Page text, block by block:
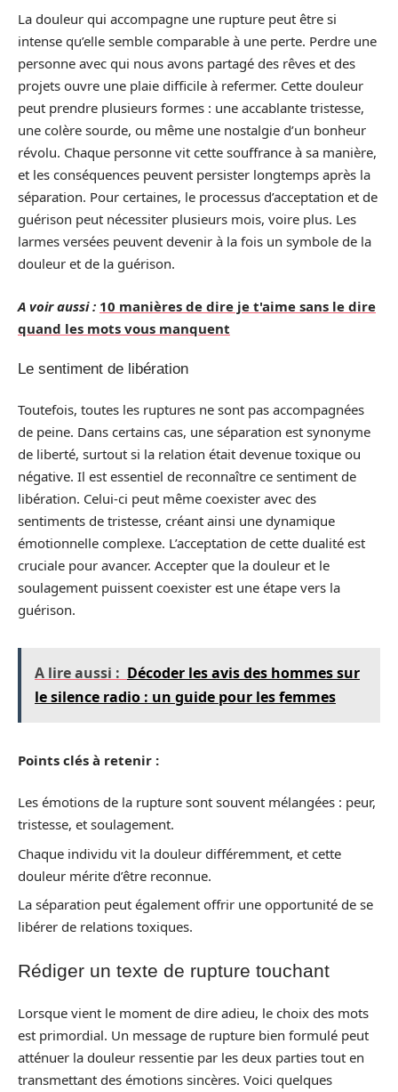
La douleur qui accompagne une rupture peut être si
intense qu’elle semble comparable à une perte. Perdre une
personne avec qui nous avons partagé des rêves et des
projets ouvre une plaie difficile à refermer. Cette douleur
peut prendre plusieurs formes : une accablante tristesse,
une colère sourde, ou même une nostalgie d’un bonheur
révolu. Chaque personne vit cette souffrance à sa manière,
et les conséquences peuvent persister longtemps après la
séparation. Pour certaines, le processus d’acceptation et de
guérison peut nécessiter plusieurs mois, voire plus. Les
larmes versées peuvent devenir à la fois un symbole de la
douleur et de la guérison.
A voir aussi : 10 manières de dire je t'aime sans le dire
quand les mots vous manquent
Le sentiment de libération
Toutefois, toutes les ruptures ne sont pas accompagnées
de peine. Dans certains cas, une séparation est synonyme
de liberté, surtout si la relation était devenue toxique ou
négative. Il est essentiel de reconnaître ce sentiment de
libération. Celui-ci peut même coexister avec des
sentiments de tristesse, créant ainsi une dynamique
émotionnelle complexe. L’acceptation de cette dualité est
cruciale pour avancer. Accepter que la douleur et le
soulagement puissent coexister est une étape vers la
guérison.
A lire aussi : Décoder les avis des hommes sur
le silence radio : un guide pour les femmes
Points clés à retenir :
Les émotions de la rupture sont souvent mélangées : peur,
tristesse, et soulagement.
Chaque individu vit la douleur différemment, et cette
douleur mérite d’être reconnue.
La séparation peut également offrir une opportunité de se
libérer de relations toxiques.
Rédiger un texte de rupture touchant
Lorsque vient le moment de dire adieu, le choix des mots
est primordial. Un message de rupture bien formulé peut
atténuer la douleur ressentie par les deux parties tout en
transmettant des émotions sincères. Voici quelques